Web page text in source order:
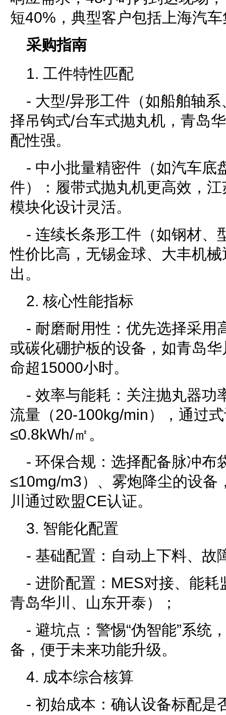
短40%，典型客户包括上海汽
采购指南
1. 工件特性匹配
- 大型/异形工件（如船舶轴
择吊钩式/台车式抛丸机，青岛
配性强。
- 中小批量精密件（如汽车底
件）：履带式抛丸机更高效，
模块化设计灵活。
- 连续长条形工件（如钢材、
性价比高，无锡金球、大丰机
出。
2. 核心性能指标
- 耐磨耐用性：优先选择采用
或碳化硼护板的设备，如青岛
命超15000小时。
- 效率与能耗：关注抛丸器功
流量（20-100kg/min），通过
≤0.8kWh/㎡。
- 环保合规：选择配备脉冲布
≤10mg/m3）、雾炮降尘的设备
川通过欧盟CE认证。
3. 智能化配置
- 基础配置：自动上下料、故
- 进阶配置：MES对接、能
青岛华川、山东开泰）；
- 避坑点：警惕“伪智能”系统
备，便于未来功能升级。
4. 成本综合核算
- 初始成本：确认设备标配是